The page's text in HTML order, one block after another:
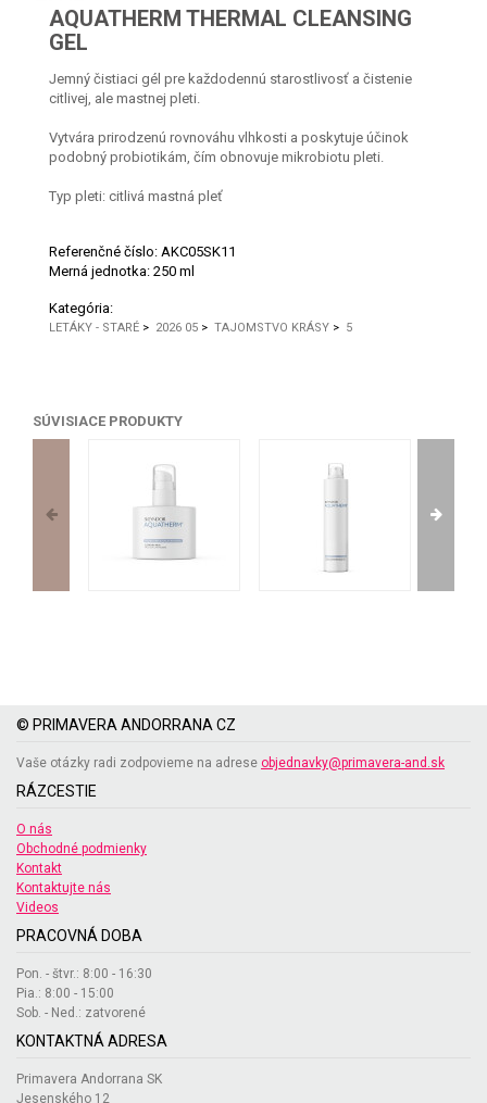
AQUATHERM THERMAL CLEANSING
GEL
Jemný čistiaci gél pre každodennú starostlivosť a čistenie
citlivej, ale mastnej pleti.
Vytvára prirodzenú rovnováhu vlhkosti a poskytuje účinok
podobný probiotikám, čím obnovuje mikrobiotu pleti.
Typ pleti: citlivá mastná pleť
Referenčné číslo: AKC05SK11
Merná jednotka: 250 ml
Kategória:
LETÁKY - STARÉ > 2026 05 > TAJOMSTVO KRÁSY > 5
SÚVISIACE PRODUKTY
© PRIMAVERA ANDORRANA CZ
Vaše otázky radi zodpovieme na adrese objednavky@primavera-and.sk
RÁZCESTIE
O nás
Obchodné podmienky
Kontakt
Kontaktujte nás
Videos
PRACOVNÁ DOBA
Pon. - štvr.: 8:00 - 16:30
Pia.: 8:00 - 15:00
Sob. - Ned.: zatvorené
KONTAKTNÁ ADRESA
Primavera Andorrana SK
Jesenského 12